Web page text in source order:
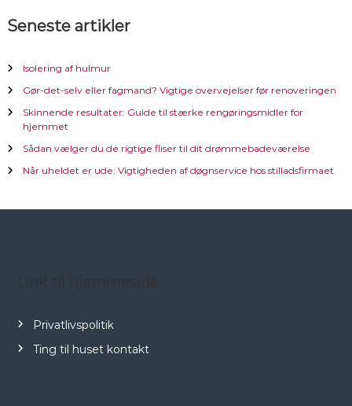
l
æ
g
s
n
a
g
a
Seneste artikler
Isolering af hulmur
Gør-det-selv eller fagmand? Vigtige overvejelser før renoveringen
Skinnende resultater: Guide til stærke rengøringsmidler for
hjemmet
Sådan vælger du de rigtige fliser til dit drømmebadeværelse
Når uheldet er ude: Vigtigheden af døgnservice hos stilladsfirmaet
Privatlivspolitik
Ting til huset kontakt